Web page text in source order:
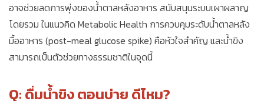
อาจช่วยลดการพุ่งของน้ำตาลหลังอาหาร สนับสนุนระบบเผาผลาญ
โดยรวม ในแนวคิด Metabolic Health การควบคุมระดับน้ำตาลหลัง
มื้ออาหาร (post-meal glucose spike) คือหัวใจสำคัญ และน้ำขิง
สามารถเป็นตัวช่วยทางธรรมชาติในจุดนี้
Q: ดื่มน้ำขิง ตอนบ่าย ดีไหม?